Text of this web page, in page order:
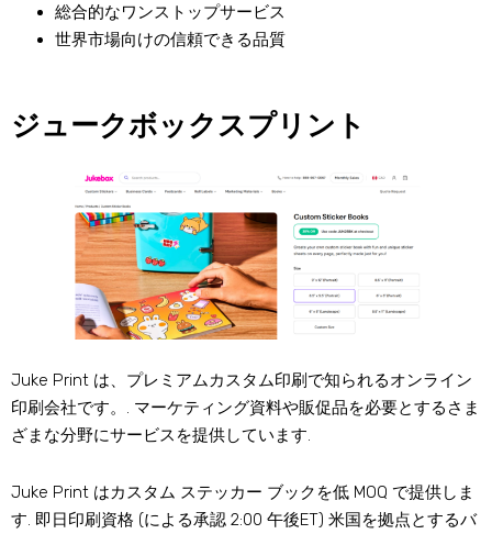
総合的なワンストップサービス
世界市場向けの信頼できる品質
ジュークボックスプリント
Juke Print は、プレミアムカスタム印刷で知られるオンライン
印刷会社です。. マーケティング資料や販促品を必要とするさま
ざまな分野にサービスを提供しています.
Juke Print はカスタム ステッカー ブックを低 MOQ で提供しま
す. 即日印刷資格 (による承認 2:00 午後ET) 米国を拠点とするバ